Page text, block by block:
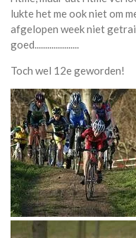
lukte het me ook niet om
afgelopen week niet
goed.....................
Toch wel 12e geworden!